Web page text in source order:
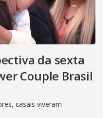
da sexta
Couple Brasil
casais viveram